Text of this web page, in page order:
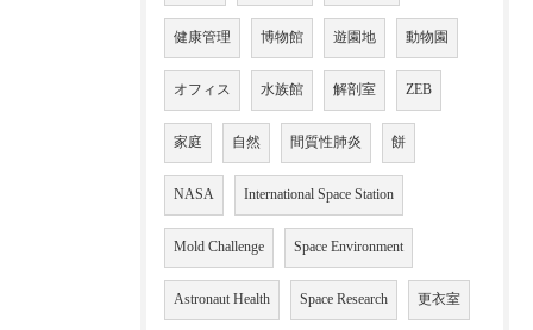
健康管理 博物館 遊園地 動物園
オフィス 水族館 解剖室 ZEB
家庭 自然 間質性肺炎 餅
NASA International Space Station
Mold Challenge Space Environment
Astronaut Health Space Research 更衣室